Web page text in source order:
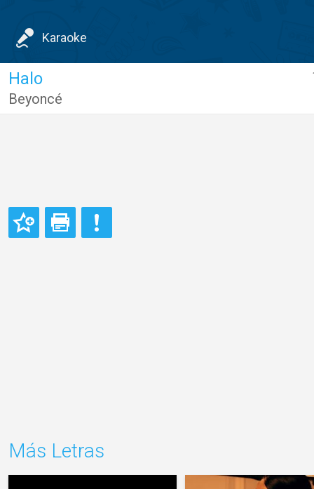
Karaoke
Halo
Beyoncé
Más Letras